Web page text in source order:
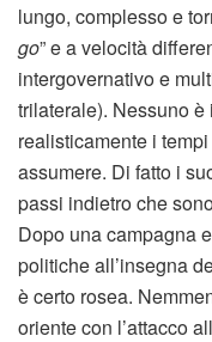
lungo, complesso e
go” e a velocità
intergovernativo e
trilaterale). Nessuno
realisticamente i
assumere. Di fatto i
passi indietro che
Dopo una campagna
politiche all’insegna
è certo rosea.
oriente con l’attacco